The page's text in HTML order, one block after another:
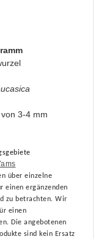
3-4 mm
über einzelne
einen ergänzenden
zu betrachten. Wir
einen
Die angebotenen
sind kein Ersatz